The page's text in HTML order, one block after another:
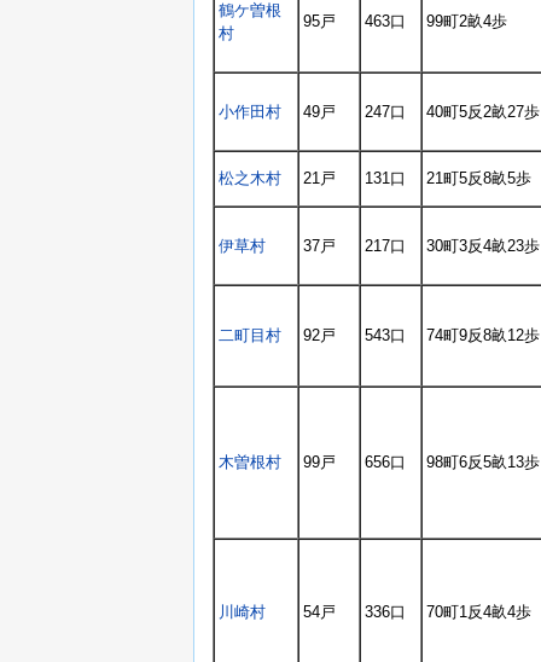
鶴ケ曽根
村
95戸 463口 99町2畝4歩
小作田村 49戸 247口 40町5反2畝27歩
松之木村 21戸 131口 21町5反8畝5歩
伊草村 37戸 217口 30町3反4畝23歩
二町目村 92戸 543口 74町9反8畝12歩
木曽根村 99戸 656口 98町6反5畝13歩
川崎村 54戸 336口 70町1反4畝4歩